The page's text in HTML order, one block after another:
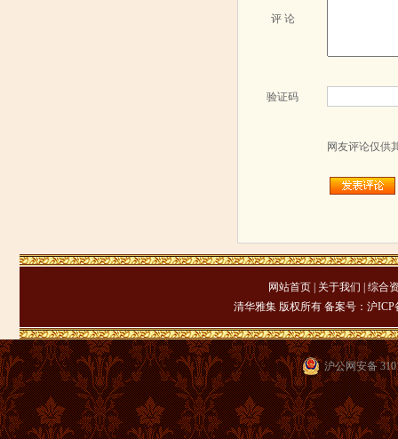
评 论
验证码
网友评论仅供
网站首页 关于我们
综合
清华雅集 版权所有 备案号： 沪ICP
沪公网安备